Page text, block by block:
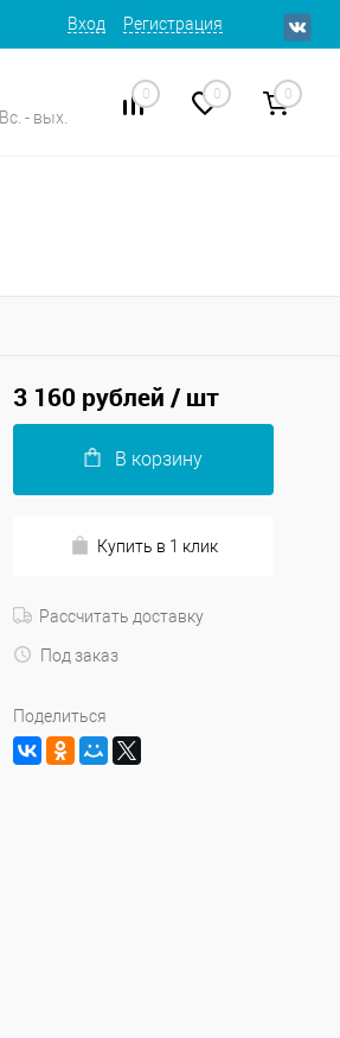
Вход Регистрация
- вых.
0 0 0
3 160 рублей / шт
В корзину
Купить в 1 клик
Рассчитать доставку
Под заказ
Поделиться